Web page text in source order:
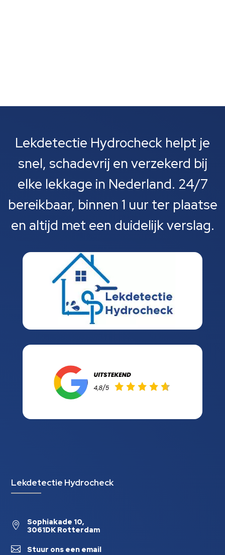
Lekdetectie Hydrocheck helpt je
snel, schadevrij en verzekerd bij
elke lekkage in Nederland. 24/7
bereikbaar, binnen 1 uur ter plaatse
en altijd met een duidelijk verslag.
Lekdetectie Hydrocheck

Sophiakade 10,
3061DK Rotterdam
 Stuur ons een email